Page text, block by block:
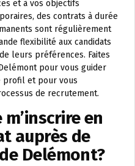
et à vos objectifs
des contrats à durée
sont régulièrement
flexibilité aux candidats
leurs préférences. Faites
pour vous guider
profil et pour vous
de recrutement.
en
auprès de
Delémont?